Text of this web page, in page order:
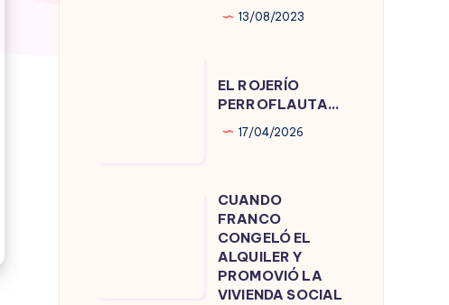
13/08/2023
EL ROJERÍO
PERROFLAUTA…
17/04/2026
CUANDO
FRANCO
CONGELÓ EL
ALQUILER Y
PROMOVIÓ LA
VIVIENDA SOCIAL